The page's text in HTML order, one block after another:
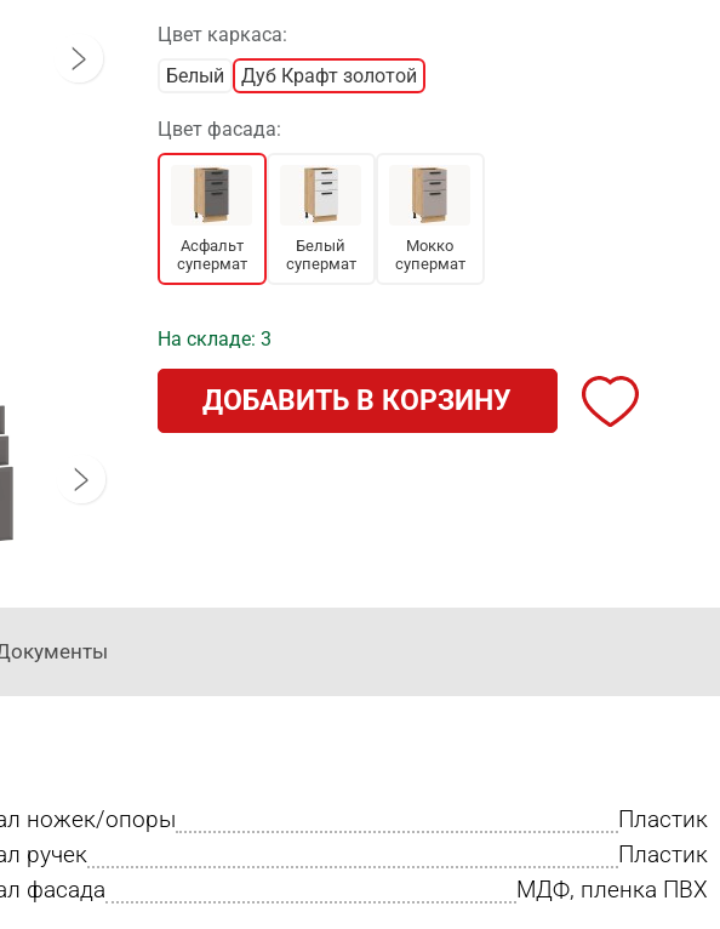
Цвет каркаса:
Белый
Дуб Крафт золотой
Цвет фасада:
Асфальт
супермат
Белый
супермат
Мокко
супермат
На складе: 3
ДОБАВИТЬ В КОРЗИНУ
ножек/опоры
Пластик
ручек
Пластик
фасада
МДФ, пленка ПВХ